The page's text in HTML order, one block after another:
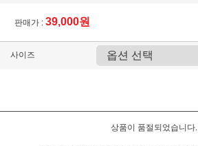
판매가 : 39,000원
사이즈
상품이 품절되었습니다.